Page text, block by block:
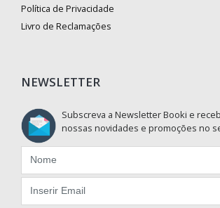
Política de Privacidade
Livro de Reclamações
NEWSLETTER
Subscreva a Newsletter Booki e
nossas novidades e promoções no